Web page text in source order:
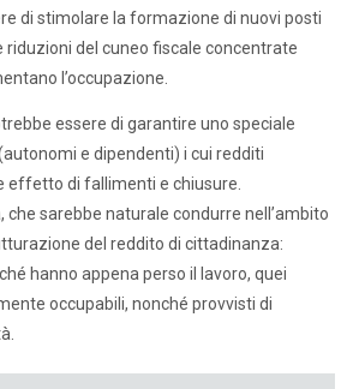
di stimolare la formazione di nuovi posti
riduzioni del cuneo fiscale concentrate
l’occupazione.
essere di garantire uno speciale
e dipendenti) i cui redditi
effetto di fallimenti e chiusure.
che sarebbe naturale condurre nell’ambito
del reddito di cittadinanza:
hanno appena perso il lavoro, quei
occupabili, nonché provvisti di